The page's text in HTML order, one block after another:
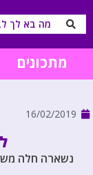
מתכונים
16/02/2019
נשארה חלה